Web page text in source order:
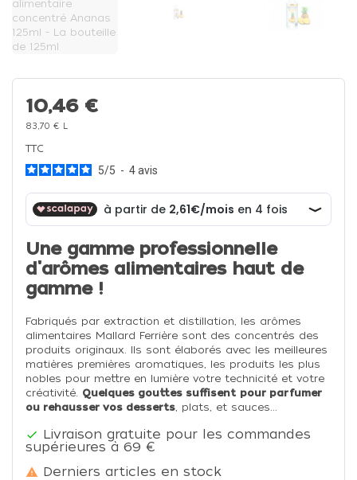
10,46 €
83,70 € L
TTC
5/5 - 4avis
Une gamme professionnelle
d'arômes alimentaires haut de
gamme !
Fabriqués par extraction et distillation, les arômes
alimentaires Mallard Ferrière sont des concentrés des
produits originaux. Ils sont élaborés avec les meilleures
matières premières aromatiques, les produits les plus
nobles pour mettre en lumière votre technicité et votre
créativité. Quelques gouttes suffisent pour parfumer
ou rehausser vos desserts , plats, et sauces...
 Livraison gratuite pour les commandes
supérieures à 69 €
 Derniers articles en stock